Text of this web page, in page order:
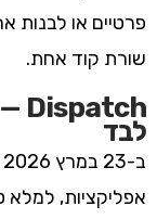
שורת קוד אחת.
לבד
אפליקציות, למלא